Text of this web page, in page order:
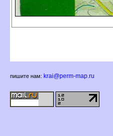
пишите нам: krai@perm-map.ru